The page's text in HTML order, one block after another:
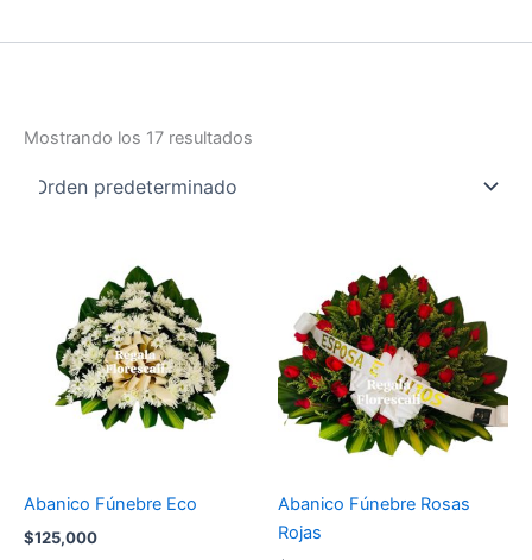
Mostrando los 17 resultados
Abanico Fúnebre Eco
$125,000
Abanico Fúnebre Rosas
Rojas